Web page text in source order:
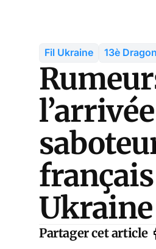
Fil Ukraine 13è
Ukraine
Partager cet article